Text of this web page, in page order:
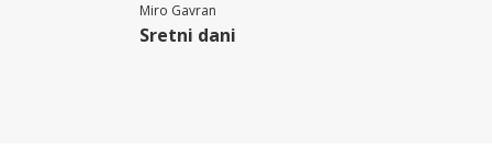
Miro Gavran
Sretni dani